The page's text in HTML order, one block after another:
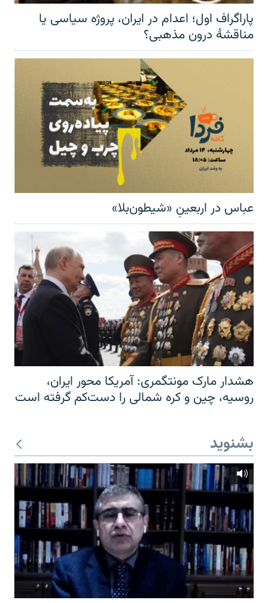
پاراگراف اول؛ اعدام در ایران، پروژه سیاسی یا
مناقشهٔ درون مذهبی؟
عباس در اربعینِ «شیطون‌بلا»
هشدار مارک مونتگمری: آمریکا محور ایران،
روسیه، چین و کره شمالی را دست‌کم گرفته است
بشنوید